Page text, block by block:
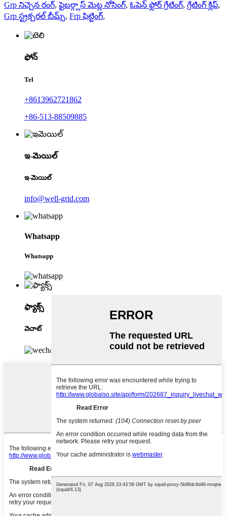
Grp నిచ్చెన రంగ్,ఫైబర్గ్లాస్ మెట్ల నోసింగ్, ఓపెన్ ఫ్లోర్ గ్రేటింగ్, గ్రేటింగ్ క్లిప్,
Grp స్ట్రక్చరల్ బీమ్స్, Frp ఫిట్టింగ్,
ఫోన్
Tel
+8613962721862
+86-513-88509885
ఇ-మెయిల్
ఇ-మెయిల్
info@well-grid.com
Whatsapp
Whatsapp
ఫ్యాక్స్
వెచాట్